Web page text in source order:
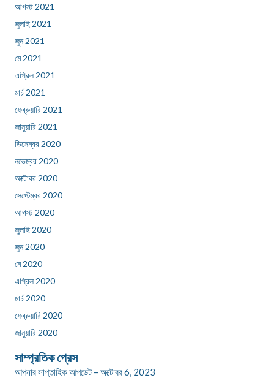
আগস্ট 2021
জুলাই 2021
জুন 2021
মে 2021
এপ্রিল 2021
মার্চ 2021
ফেব্রুয়ারি 2021
জানুয়ারি 2021
ডিসেম্বর 2020
নভেম্বর 2020
অক্টোবর 2020
সেপ্টেম্বর 2020
আগস্ট 2020
জুলাই 2020
জুন 2020
মে 2020
এপ্রিল 2020
মার্চ 2020
ফেব্রুয়ারি 2020
জানুয়ারি 2020
সাম্প্রতিক প্রেস
আপনার সাপ্তাহিক আপডেট – অক্টোবর 6, 2023